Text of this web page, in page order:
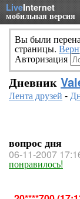
LiveInternet
мобильная версия
Вы были
страницы.
Авторизация
Дневник
Лента друзей -
вопрос дня
06-11-2007
понравилось!